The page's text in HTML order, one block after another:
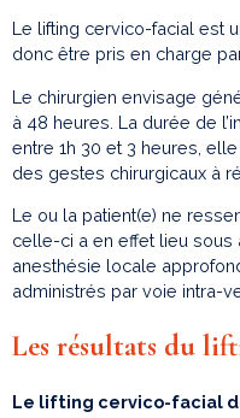
Le lifting cervico-facial est
donc être pris en charge
Le chirurgien envisage
à 48 heures. La durée de
entre 1h 30 et 3 heures,
des gestes chirurgicaux à
Le ou la patient(e) ne
celle-ci a en effet lieu
anesthésie locale
administrés par voie intra-
Les résultats du
Le lifting cervico-facial